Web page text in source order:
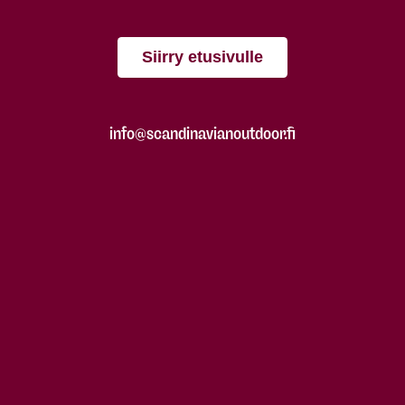
Siirry etusivulle
info@scandinavianoutdoor.fi